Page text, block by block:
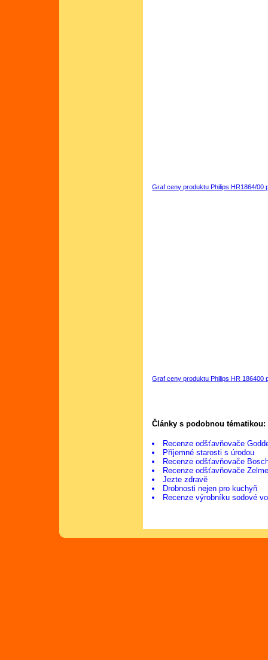
Graf ceny produktu Philips HR1864/
Graf ceny produktu Philips HR
Články s podobnou tématikou:
Recenze odšťavňovače
Příjemné starosti s úrodou
Recenze odšťavňovače
Recenze odšťavňovače
Jezte zdravě
Drobnosti nejen pro kuchyň
Recenze výrobníku sodové